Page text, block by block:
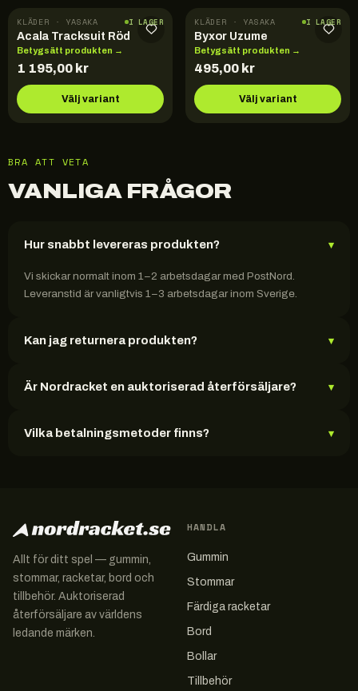
KLÄDER · YASAKA I LAGER
Acala Tracksuit Röd
Betygsätt produkten →
1 195,00 kr
Välj variant
KLÄDER · YASAKA I LAGER
Byxor Uzume
Betygsätt produkten →
495,00 kr
Välj variant
BRA ATT VETA
VANLIGA FRÅGOR
Hur snabbt levereras produkten? ▾
Vi skickar normalt inom 1–2 arbetsdagar med PostNord.
Leveranstid är vanligtvis 1–3 arbetsdagar inom Sverige.
Kan jag returnera produkten? ▾
Är Nordracket en auktoriserad återförsäljare? ▾
Vilka betalningsmetoder finns? ▾
Allt för ditt spel — gummin,
stommar, racketar, bord och
tillbehör. Auktoriserad
återförsäljare av världens
ledande märken.
HANDLA
Gummin
Stommar
Färdiga racketar
Bord
Bollar
Tillbehör